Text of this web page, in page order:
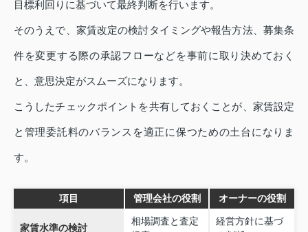
目標利回りに基づいて最終判断を行います。
そのうえで、家賃改定の検討タイミングや報告方法、募集条
件を変更する際の承認フローなどを事前に取り決めておく
と、意思決定がスムーズになります。
こうしたチェックポイントを共有しておくことが、家賃設定
と管理委託料のバランスを適正に保つための土台になりま
す。
項目 管理会社の役割 オーナーの役割
家賃水準の検討
相場調査と査定
経営方針に基づ